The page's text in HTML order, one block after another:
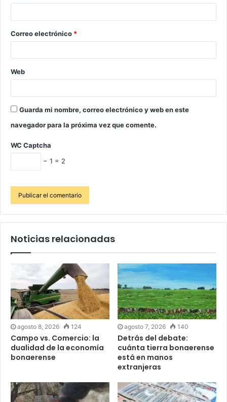
Correo electrónico *
Web
Guarda mi nombre, correo electrónico y web en este
navegador para la próxima vez que comente.
WC Captcha
− 1 = 2
Noticias relacionadas
agosto 8, 2026 124
Campo vs. Comercio: la
dualidad de la economía
bonaerense
agosto 7, 2026 140
Detrás del debate:
cuánta tierra bonaerense
está en manos
extranjeras